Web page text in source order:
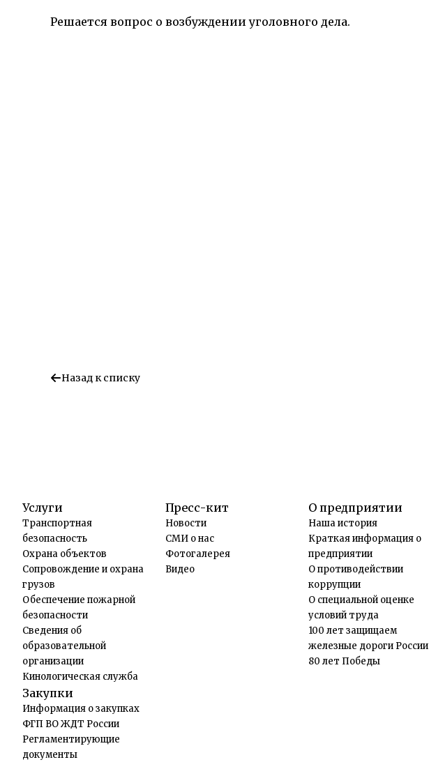
Решается вопрос о возбуждении уголовного дела.
Назад к списку
Услуги
Транспортная
безопасность
Охрана объектов
Сопровождение и охрана
грузов
Обеспечение пожарной
безопасности
Сведения об
образовательной
организации
Кинологическая служба
Закупки
Информация о закупках
ФГП ВО ЖДТ России
Регламентирующие
документы
Пресс-кит
Новости
СМИ о нас
Фотогалерея
Видео
О предприятии
Наша история
Краткая информация о
предприятии
О противодействии
коррупции
О специальной оценке
условий труда
100 лет защищаем
железные дороги России
80 лет Победы